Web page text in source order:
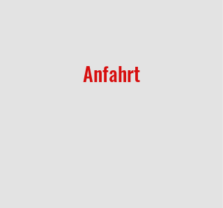
Anfahrt